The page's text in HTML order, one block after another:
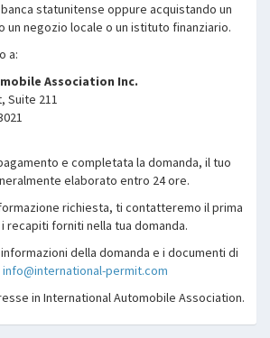
statunitense oppure acquistando un
un negozio locale o un istituto finanziario.
a:
Association Inc.
Suite 211
e completata la domanda, il tuo
elaborato entro 24 ore.
richiesta, ti contatteremo il prima
recapiti forniti nella tua domanda.
della domanda e i documenti di
info@international-permit.com
in International Automobile Association.